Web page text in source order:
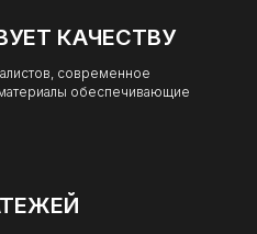
КАЧЕСТВУ
современное
обеспечивающие